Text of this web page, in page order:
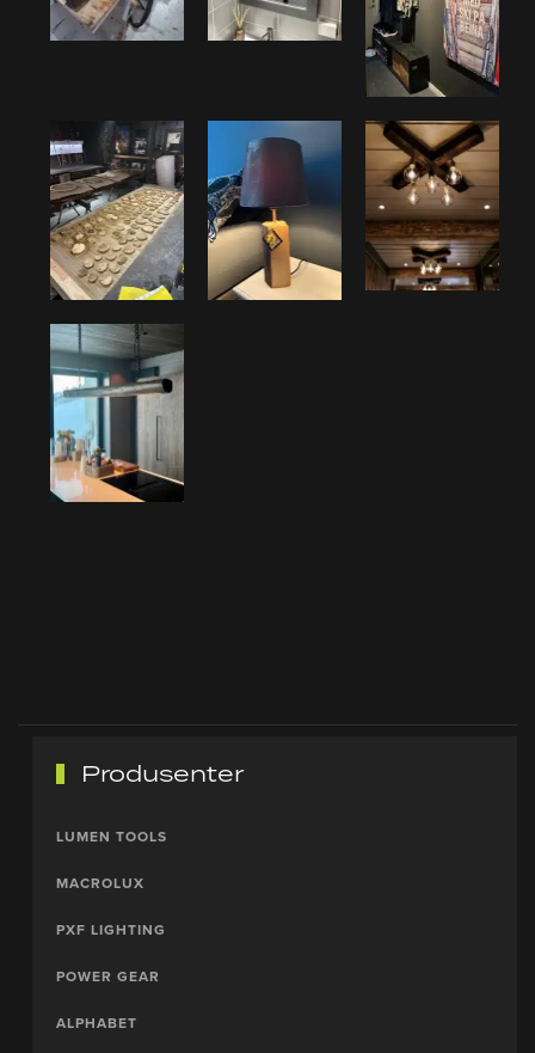
Produsenter
LUMEN TOOLS
MACROLUX
PXF LIGHTING
POWER GEAR
ALPHABET